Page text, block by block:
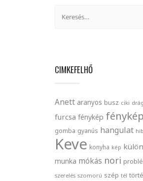
CIMKEFELHŐ
Anett aranyos busz ciki
furcsa fénykép
gomba gyanús hangulat
Keve konyha kép
munka mókás nori
szerelés szomorú szép tél